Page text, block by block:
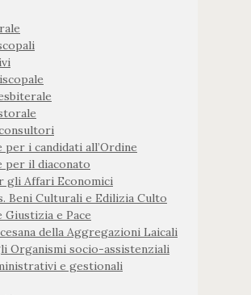
per i candidati all’Ordine
per il diaconato
gli Affari Economici
Beni Culturali e Edilizia Culto
Giustizia e Pace
della Aggregazioni Laicali
Organismi socio-assistenziali
e gestionali